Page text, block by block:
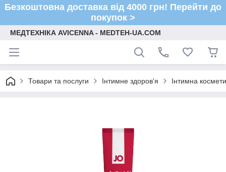
Безкоштовна доставка від 4000 грн! Перейти до
покупок >
МЕДТЕХНІКА AVICENNA - MEDTEH-UA.COM
Товари та послуги Інтимне здоров'я Інтимна